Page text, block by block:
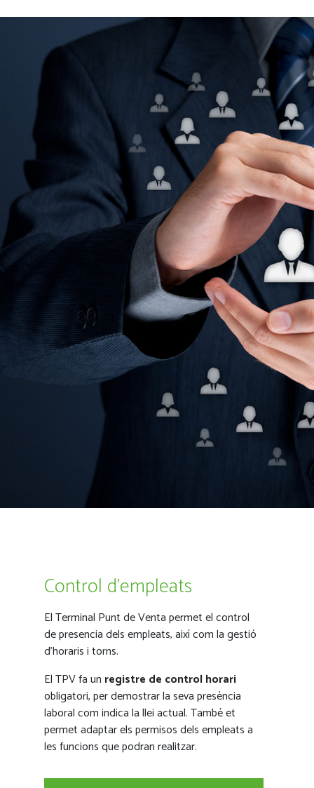
Control d'empleats
El Terminal Punt de Venta permet el control
de presencia dels empleats, així com la gestió
d'horaris i torns.
El TPV fa un registre de control horari
obligatori, per demostrar la seva presència
laboral com indica la llei actual. També et
permet adaptar els permisos dels empleats a
les funcions que podran realitzar.